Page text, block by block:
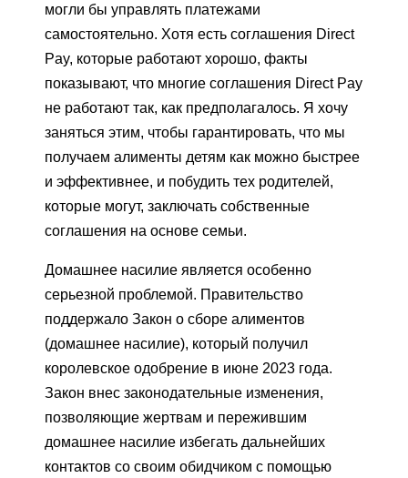
могли бы управлять платежами
самостоятельно. Хотя есть соглашения Direct
Pay, которые работают хорошо, факты
показывают, что многие соглашения Direct Pay
не работают так, как предполагалось. Я хочу
заняться этим, чтобы гарантировать, что мы
получаем алименты детям как можно быстрее
и эффективнее, и побудить тех родителей,
которые могут, заключать собственные
соглашения на основе семьи.
Домашнее насилие является особенно
серьезной проблемой. Правительство
поддержало Закон о сборе алиментов
(домашнее насилие), который получил
королевское одобрение в июне 2023 года.
Закон внес законодательные изменения,
позволяющие жертвам и пережившим
домашнее насилие избегать дальнейших
контактов со своим обидчиком с помощью